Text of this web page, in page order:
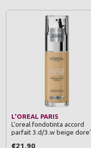
L'OREAL PARIS
L'oreal fondotinta accord
parfait 3.d/3.w beige dore'
€21,90